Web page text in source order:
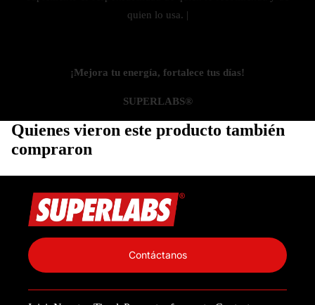
quien lo usa. |
¡Mejora tu energía, fortalece tus días!
SUPERLABS®
Quienes vieron este producto también
compraron
Contáctanos
Información de contacto
Política de reembolso
Términos del servicio